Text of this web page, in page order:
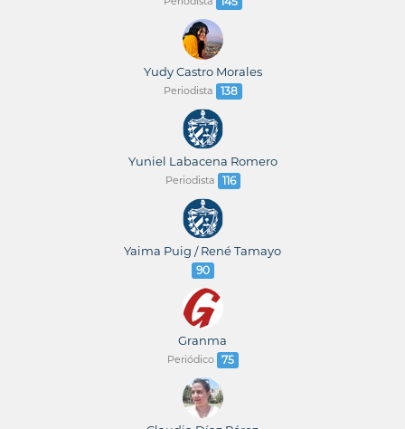
Yudy Castro Morales
Periodista 138
Yuniel Labacena Romero
Periodista 116
Yaima Puig / René Tamayo
90
Granma
Periódico 75